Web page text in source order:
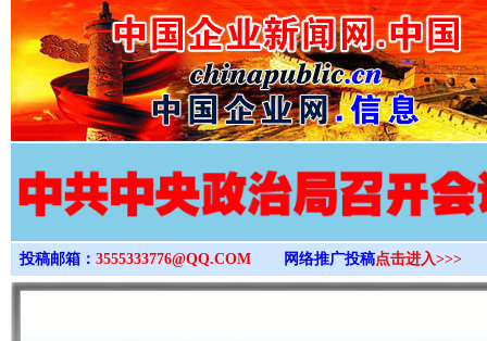
>
投稿邮箱： 3555333776@QQ.COM 网络推广投稿点击进入>>>